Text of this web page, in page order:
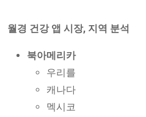
월경 건강 앱 시장, 지역 분석
북아메리카
우리를
캐나다
멕시코